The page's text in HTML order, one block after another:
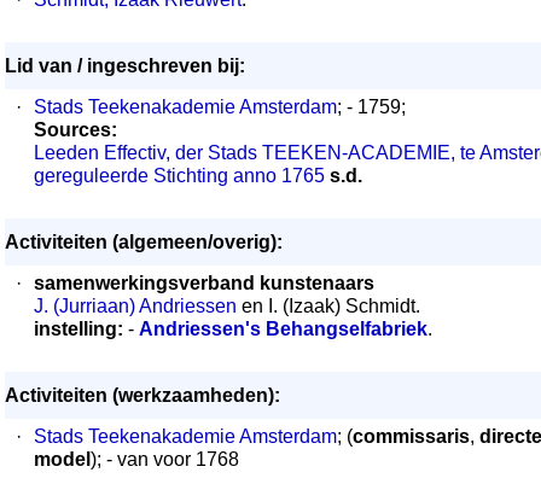
Lid van / ingeschreven bij:
·
Stads Teekenakademie Amsterdam; - 1759;
Sources:
Leeden Effectiv, der Stads TEEKEN-ACADEMIE, te
gereguleerde Stichting anno 1765 s.d.
Activiteiten (algemeen/overig):
·
samenwerkingsverband kunstenaars
J. (Jurriaan) Andriessen en I. (Izaak) Schmidt.
instelling: - Andriessen's Behangselfabriek.
Activiteiten (werkzaamheden):
·
Stads Teekenakademie Amsterdam; (commissaris,
model ); - van voor 1768